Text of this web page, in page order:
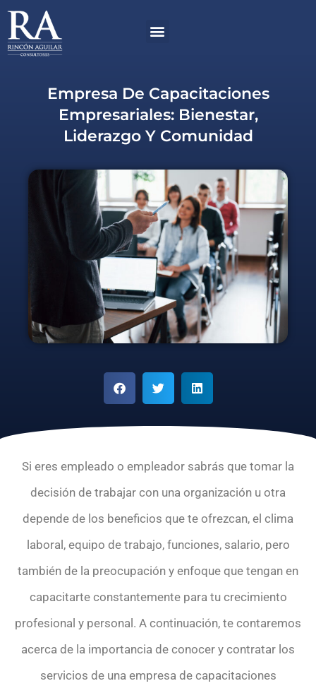
contenido
Menú
Empresa De Capacitaciones
Empresariales: Bienestar,
Liderazgo Y Comunidad
Si eres empleado o empleador sabrás que tomar la
decisión de trabajar con una organización u otra
depende de los beneficios que te ofrezcan, el clima
laboral, equipo de trabajo, funciones, salario, pero
también de la preocupación y enfoque que tengan en
capacitarte constantemente para tu crecimiento
profesional y personal. A continuación, te contaremos
acerca de la importancia de conocer y contratar los
servicios de una empresa de capacitaciones